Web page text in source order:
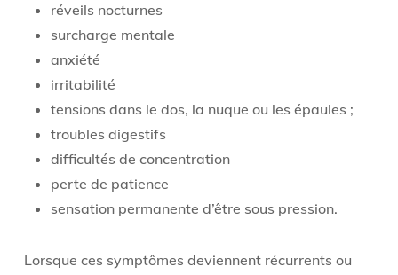
réveils nocturnes
surcharge mentale
anxiété
irritabilité
tensions dans le dos, la nuque ou les épaules ;
troubles digestifs
difficultés de concentration
perte de patience
sensation permanente d’être sous pression.
Lorsque ces symptômes deviennent récurrents ou